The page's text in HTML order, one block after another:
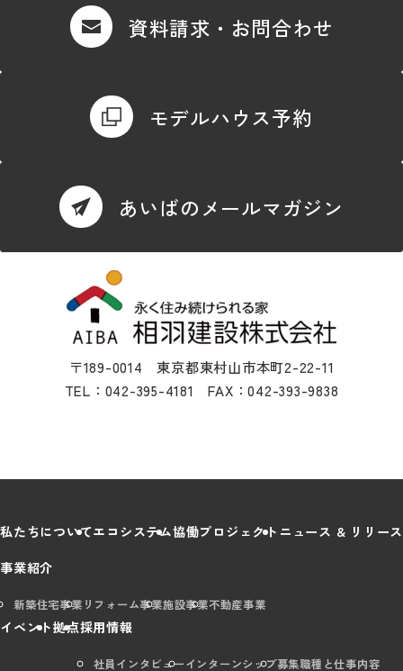
資料請求・お問合わせ
モデルハウス予約
あいばのメールマガジン
〒189-0014 東京都東村山市本町2-22-11
TEL：042-395-4181 FAX：042-393-9838
私たちについてエコシステム協働プロジェクト ニュース & リリース
事業紹介
新築住宅事業 リフォーム事業施設事業不動産事業
イベント拠点採用情報
社員インタビューインターンシップ募集職種と仕事内容